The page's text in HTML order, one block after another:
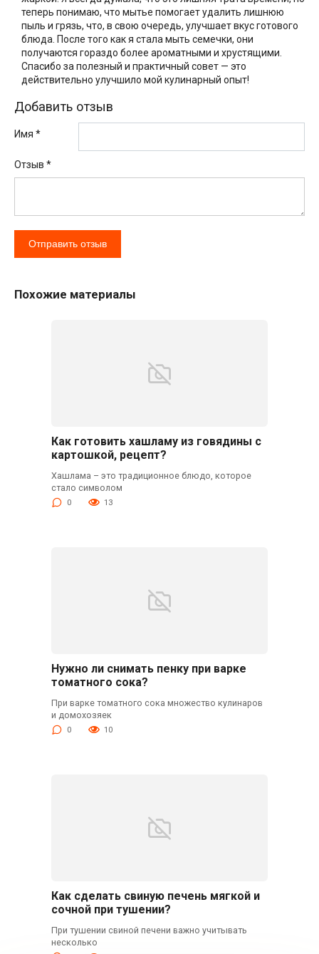
теперь понимаю, что мытье помогает удалить лишнюю
пыль и грязь, что, в свою очередь, улучшает вкус готового
блюда. После того как я стала мыть семечки, они
получаются гораздо более ароматными и хрустящими.
Спасибо за полезный и практичный совет — это
действительно улучшило мой кулинарный опыт!
Добавить отзыв
Имя *
Отзыв *
Похожие материалы
Как готовить хашламу из говядины с
картошкой, рецепт?
Хашлама – это традиционное блюдо, которое
стало символом
0 13
Нужно ли снимать пенку при варке
томатного сока?
При варке томатного сока множество кулинаров
и домохозяек
0 10
Как сделать свиную печень мягкой и
сочной при тушении?
При тушении свиной печени важно учитывать
несколько